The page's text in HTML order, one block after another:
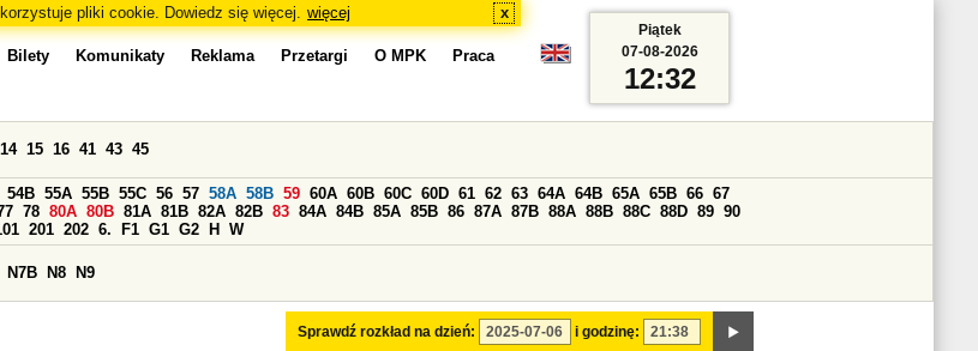
pliki cookie. Dowiedz się więcej. więcej x
Bilety Komunikaty Reklama Przetargi O MPK Praca
Sprawdź rozkład na dzień: i godzinę:
14 15 16 41 43 45
54B 55A 55B 55C 56 57 58A 58B 59 60A 60B 60C 60D 61 62 63 64A 64B 65A 65B 66 67
78 80A 80B 81A 81B 82A 82B 83 84A 84B 85A 85B 86 87A 87B 88A 88B 88C 88D 89 90
201 202 6. F1 G1 G2 H W
N7B N8 N9
Piątek
07-08-2026
12:32